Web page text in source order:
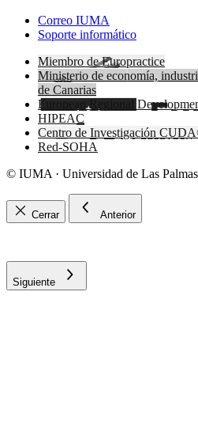
Correo IUMA
Soporte informático
Miembro de Europractice
Ministerio de economía,
de Canarias
European Regional
HIPEAC
Centro de Investigación
Red-SOHA
© IUMA · Universidad de Las
Cerrar Anterior
Siguiente